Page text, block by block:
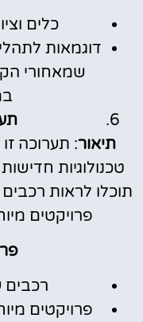
כלים
דוגמאות
שמאחורי
תיאור: תערוכה
טכנולוגיות
תוכלו לראות רכבים
פרויקטים
רכבים
פרויקטים